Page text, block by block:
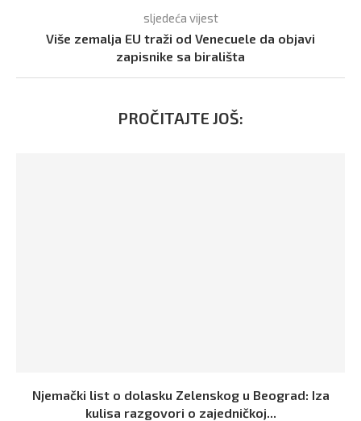
sljedeća vijest
Više zemalja EU traži od Venecuele da objavi
zapisnike sa birališta
PROČITAJTE JOŠ:
Njemački list o dolasku Zelenskog u Beograd: Iza
kulisa razgovori o zajedničkoj...